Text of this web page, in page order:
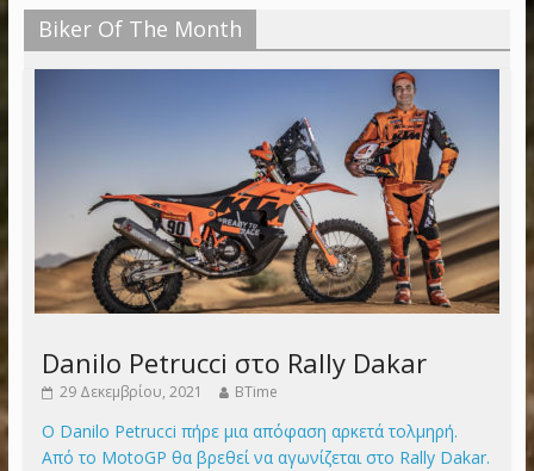
Biker Of The Month
Danilo Petrucci στο Rally Dakar
29 Δεκεμβρίου, 2021 BTime
Ο Danilo Petrucci πήρε μια απόφαση αρκετά τολμηρή.
Από το MotoGP θα βρεθεί να αγωνίζεται στο Rally Dakar.